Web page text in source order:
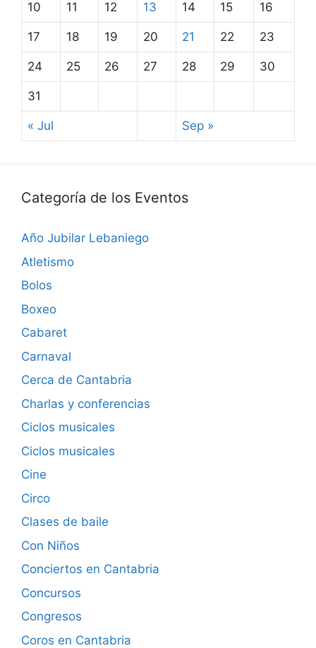
10 11 12 13 14 15 16
17 18 19 20 21 22 23
24 25 26 27 28 29 30
31
« Jul Sep »
Categoría de los Eventos
Año Jubilar Lebaniego
Atletismo
Bolos
Boxeo
Cabaret
Carnaval
Cerca de Cantabria
Charlas y conferencias
Ciclos musicales
Ciclos musicales
Cine
Circo
Clases de baile
Con Niños
Conciertos en Cantabria
Concursos
Congresos
Coros en Cantabria